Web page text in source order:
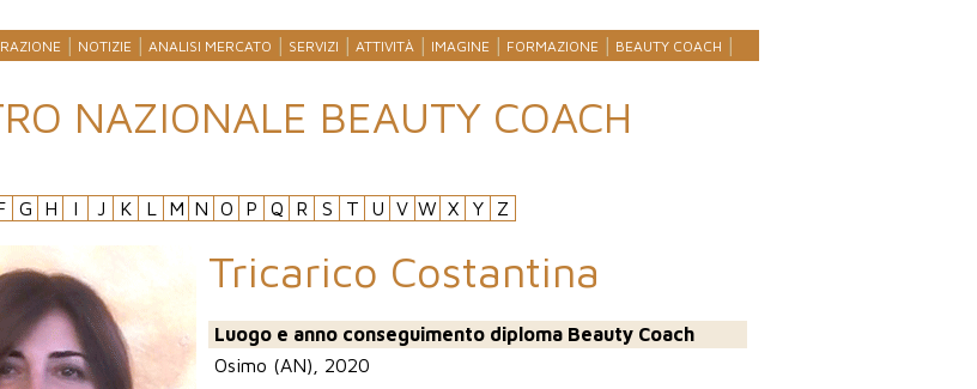
NOTIZIE ANALISI MERCATO SERVIZI ATTIVITÀ IMAGINE FORMAZIONE BEAUTY COACH
NAZIONALE BEAUTY COACH
G H I J K L M N O P Q R S T U V W X Y Z
Tricarico Costantina
Luogo e anno conseguimento diploma Beauty Coach
Osimo (AN), 2020